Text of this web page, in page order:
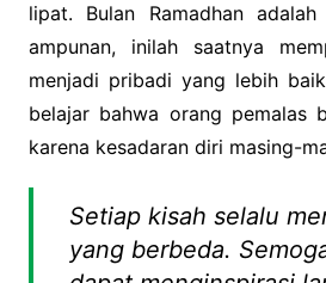
lipat. Bulan Ramadhan
ampunan, inilah saatnya
menjadi pribadi yang lebih
belajar bahwa orang pemalas
karena kesadaran diri masing-
Setiap kisah selalu
yang berbeda.